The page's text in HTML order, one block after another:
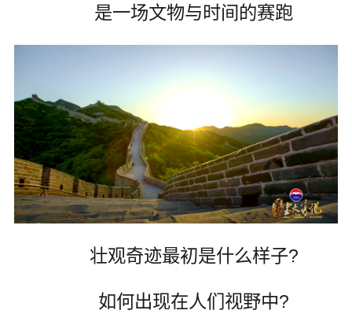
是一场文物与时间的赛跑
壮观奇迹最初是什么样子?
如何出现在人们视野中?